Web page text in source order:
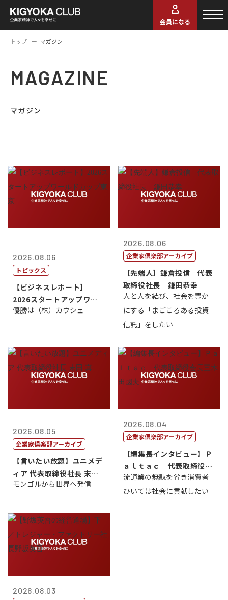
会員になる
トップ マガジン
MAGAZINE
マガジン
2026.08.06
トピックス
【ビジネスレポート】
2026スタートアップワー
ルドカップ東京
優勝は（株）カウシェ
2026.08.06
企業家倶楽部アーカイブ
【先端人】鎌倉投信 代表
取締役社長 鎌田恭幸
人と人を結び、社会を豊か
にする「まごころある投資
信託」をしたい
2026.08.05
企業家倶楽部アーカイブ
【言いたい放題】ユニメデ
ィア 代表取締役社長 末田
真
モンゴルから世界へ発信
2026.08.04
企業家倶楽部アーカイブ
【編集長インタビュー】Ｐ
ａｌｔａｃ 代表取締役会
長三木田國夫
流通業の無駄を省き消費者
ひいては社会に貢献したい
2026.08.03